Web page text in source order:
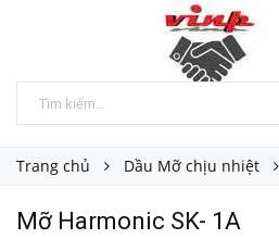
Trang chủ Dầu Mỡ chịu nhiệt
Mỡ Harmonic SK- 1A